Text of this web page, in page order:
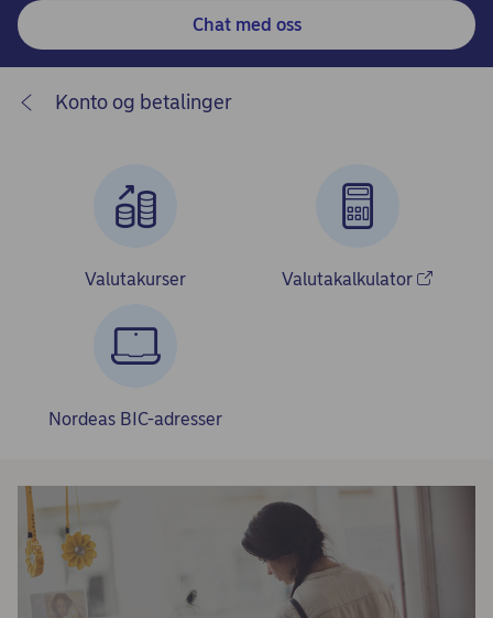
Chat med oss
Konto og betalinger
Valutakurser Valutakalkulator
Nordeas BIC-adresser